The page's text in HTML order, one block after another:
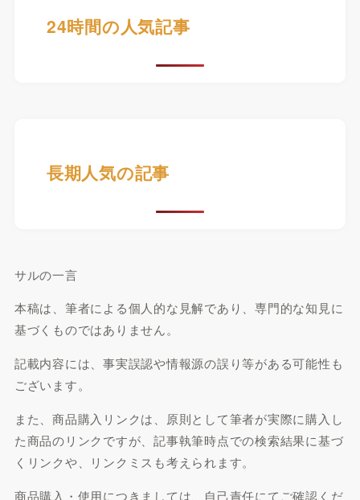
24時間の人気記事
長期人気の記事
サルの一言
本稿は、筆者による個人的な見解であり、専門的な知見に
基づくものではありません。
記載内容には、事実誤認や情報源の誤り等がある可能性も
ございます。
また、商品購入リンクは、原則として筆者が実際に購入し
た商品のリンクですが、記事執筆時点での検索結果に基づ
くリンクや、リンクミスも考えられます。
商品購入・使用につきましては、自己責任にてご確認くだ